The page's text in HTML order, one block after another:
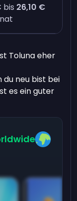
bis 26,10 €
Toluna eher
du neu bist bei
es ein guter